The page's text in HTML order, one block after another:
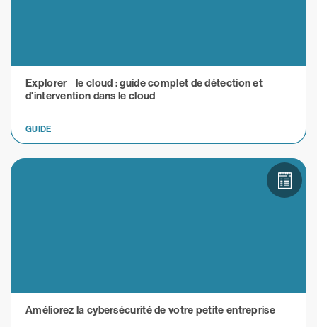
Explorer le cloud : guide complet de détection et
d'intervention dans le cloud
GUIDE
Améliorez la cybersécurité de votre petite entreprise